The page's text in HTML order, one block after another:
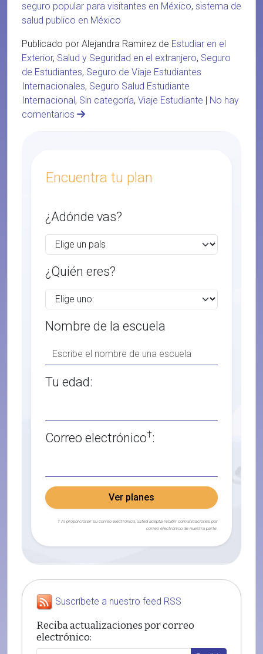
seguro popular para visitantes en México, sistema de
salud publico en México
Publicado por Alejandra Ramirez de Estudiar en el
Exterior, Salud y Seguridad en el extranjero, Seguro
de Estudiantes, Seguro de Viaje Estudiantes
Internacionales, Seguro Salud Estudiante
Internacional, Sin categoría, Viaje Estudiante | No hay
comentarios
Encuentra tu plan
¿Adónde vas?
¿Quién eres?
Nombre de la escuela
Tu edad:
Correo electrónico†:
Ver planes
† Al proporcionar su correo electrónico, usted acepta recibir comunicaciones por
correo electrónico de nuestra parte.
Suscríbete a nuestro feed RSS
Reciba actualizaciones por correo
electrónico: